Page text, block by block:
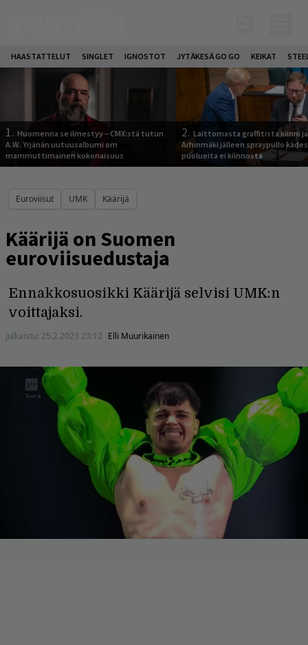
HAASTATTELUT SINGLET IGNOSTOT JYTÄKESÄ GO GO KEIKAT
1. Huomenna se ilmestyy – CMX:stä tutun
A.W. Yrjänän uutuusalbumi om
mammuttimainen kokonaisuus
2. Laittomasta graffitista kiinni
Arhinmäki jälleen spraypullo
puolueita ei kiinnosta
Euroviisut UMK Käärijä
Käärijä on Suomen
euroviisuedustaja
Ennakkosuosikki Käärijä selvisi UMK:n
voittajaksi.
Julkaistu: 25.2.2023 23:12 Elli Muurikainen